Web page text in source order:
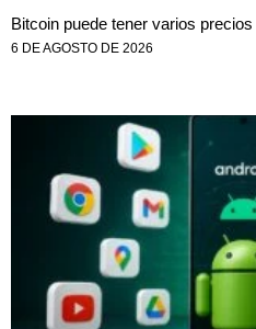
Bitcoin puede tener varios
6 DE AGOSTO DE 2026